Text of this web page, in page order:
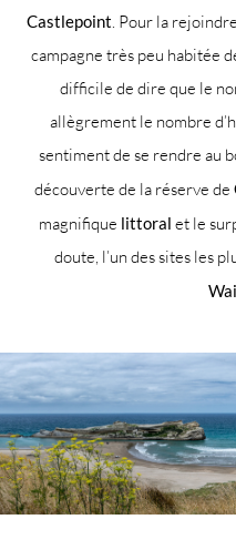
Castlepoint. Pour la
campagne très peu habitée
difficile de dire que le
allègrement le nombre
sentiment de se rendre au
découverte de la réserve de
magnifique littoral et le
doute, l’un des sites les